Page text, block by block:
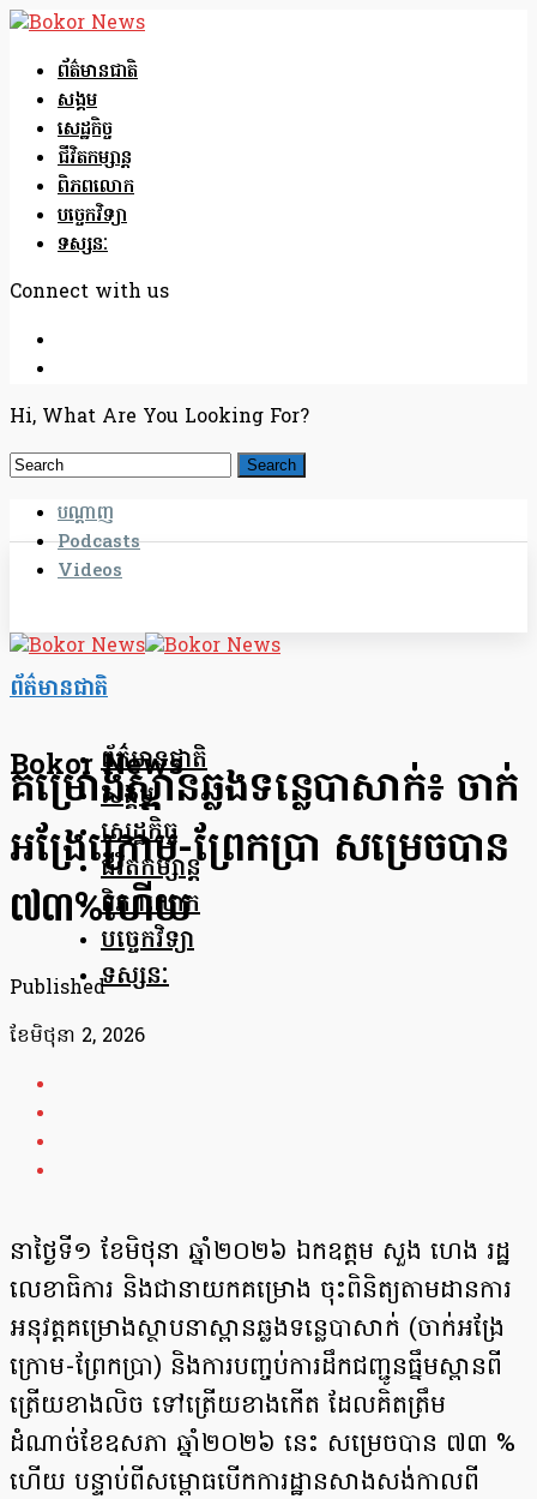
ព័ត៌មានជាតិ
សង្គម
សេដ្ឋកិច្ច
ជីវិតកម្សាន្ត
ពិភពលោក
បច្ចេកវិទ្យា
ទស្សនៈ
Connect with us
Hi, What Are You Looking For?
បណ្តាញ
Podcasts
Videos
Bokor News
ព័ត៌មានជាតិ
សង្គម
សេដ្ឋកិច្ច
ជីវិតកម្សាន្ត
ពិភពលោក
បច្ចេកវិទ្យា
ទស្សនៈ
ព័ត៌មានជាតិ
គម្រោងស្ពានឆ្លងទន្លេបាសាក់៖ ចាក់
អង្រែក្រោម-ព្រែកប្រា សម្រេចបាន
៧៣%ហើយ
Published
ខែ​មិថុនា 2, 2026
នាថ្ងៃទី១ ខែមិថុនា ឆ្នាំ២០២៦ ឯកឧត្តម សួង ហេង រដ្ឋ
លេខាធិការ និងជានាយកគម្រោង ចុះពិនិត្យតាមដានការ
អនុវត្តគម្រោងស្ថាបនាស្ពានឆ្លងទន្លេបាសាក់ (ចាក់អង្រែ
ក្រោម-ព្រែកប្រា) និងការបញ្ចប់ការដឹកជញ្ជូនធ្នឹមស្ពានពី
ត្រើយខាងលិច ទៅត្រើយខាងកើត ដែលគិតត្រឹម
ដំណាច់ខែឧសភា ឆ្នាំ២០២៦ នេះ សម្រេចបាន ៧៣ %
ហើយ បន្ទាប់ពីសម្ពោធបើកការដ្ឋានសាងសង់កាលពី